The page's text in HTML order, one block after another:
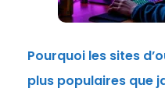
Pourquoi les sites
plus populaires que